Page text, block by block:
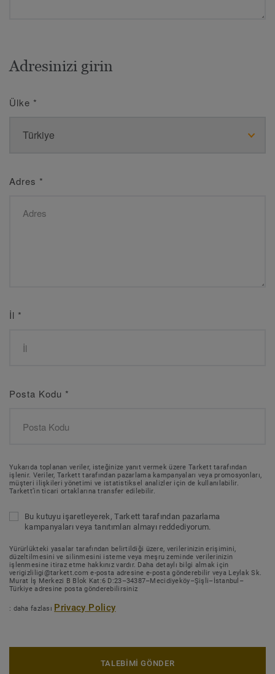
Adresinizi girin
Ülke *
Adres *
İl *
Posta Kodu *
Yukarıda toplanan veriler, isteğinize yanıt vermek üzere Tarkett tarafından
işlenir. Veriler, Tarkett tarafından pazarlama kampanyaları veya promosyonları,
müşteri ilişkileri yönetimi ve istatistiksel analizler için de kullanılabilir.
Tarkett’in ticari ortaklarına transfer edilebilir.
Bu kutuyu işaretleyerek, Tarkett tarafından pazarlama
kampanyaları veya tanıtımları almayı reddediyorum.
Yürürlükteki yasalar tarafından belirtildiği üzere, verilerinizin erişimini,
düzeltilmesini ve silinmesini isteme veya meşru zeminde verilerinizin
işlenmesine itiraz etme hakkınız vardır. Daha detaylı bilgi almak için
verigizliligi@tarkett.com e-posta adresine e-posta gönderebilir veya Leylak Sk.
Murat İş Merkezi B Blok Kat:6 D:23–34387–Mecidiyeköy–Şişli–İstanbul–
Türkiye adresine posta gönderebilirsiniz
: daha fazlası Privacy Policy
TALEBİMİ GÖNDER